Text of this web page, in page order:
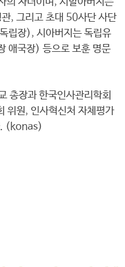
, 그리고 초대 50사단 사단
립장), 시아버지는 독립유
애국장) 등으로 보훈 명문
총장과 한국인사관리학회
위원, 인사혁신처 자체평가
. (konas)